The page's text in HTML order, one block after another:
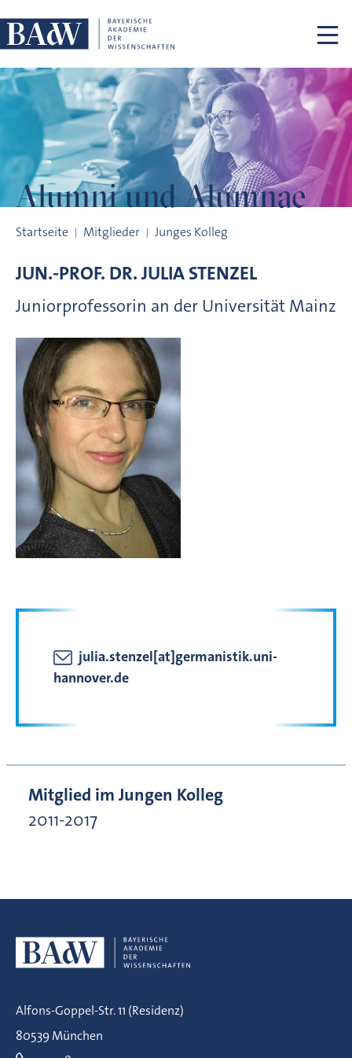
Alumni und Alumnae
Startseite Mitglieder Junges Kolleg
JUN.-PROF. DR.JULIASTENZEL
Juniorprofessorin an der Universität Mainz
julia.stenzel[at]germanistik.uni-
hannover.de
Mitglied im Jungen Kolleg
2011-2017
Alfons-Goppel-Str. 11 (Residenz)
80539 München